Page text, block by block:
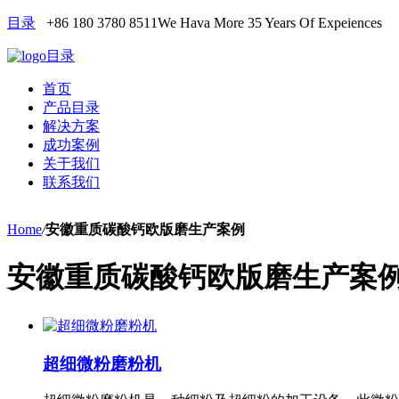
目录 +86 180 3780 8511We Hava More 35 Years Of Expeiences
目录
首页
产品目录
解决方案
成功案例
关于我们
联系我们
Home/安徽重质碳酸钙欧版磨生产案例
安徽重质碳酸钙欧版磨生产案
超细微粉磨粉机